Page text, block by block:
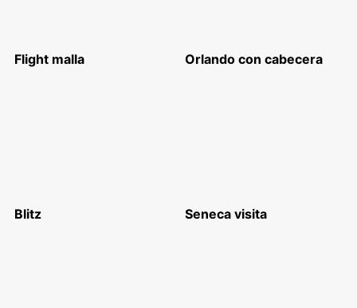
Flight malla Orlando con cabecera
Blitz Seneca visita